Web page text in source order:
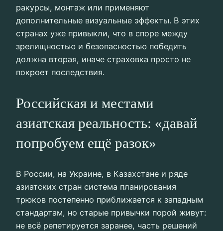
ракурсы, монтаж или применяют
дополнительные визуальные эффекты. В этих
странах уже привыкли, что в споре между
зрелищностью и безопасностью победить
должна вторая, иначе страховка просто не
покроет последствия.
Российская и местами
азиатская реальность: «давай
попробуем ещё разок»
В России, на Украине, в Казахстане и ряде
азиатских стран система планирования
трюков постепенно приближается к западным
стандартам, но старые привычки порой живут:
не всё репетируется заранее, часть решений